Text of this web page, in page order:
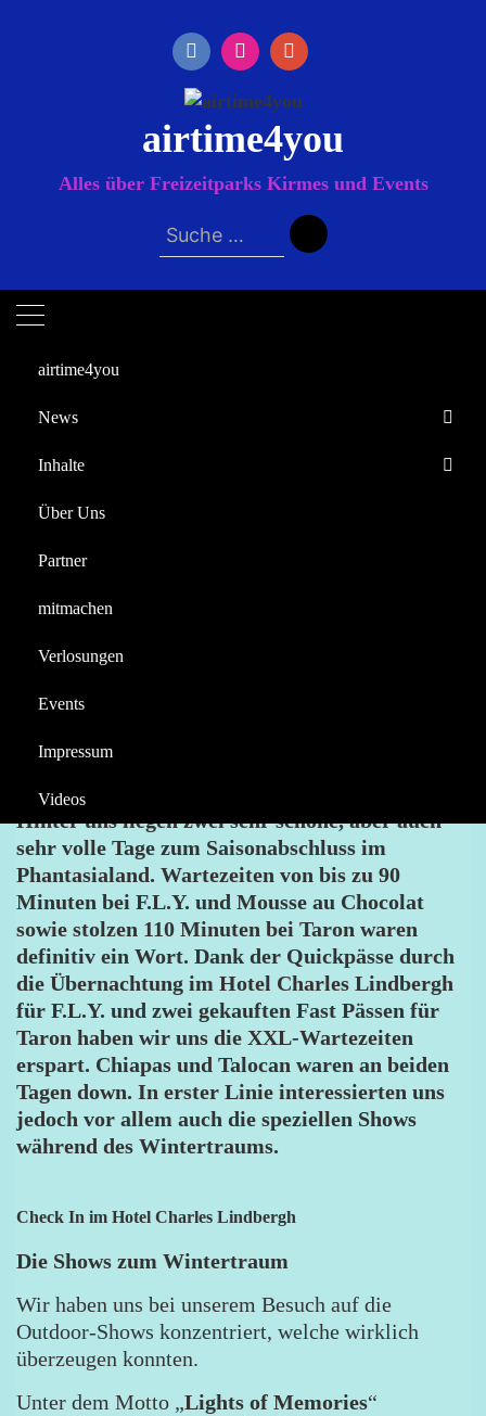
airtime4you
Alles über Freizeitparks Kirmes und Events
Suche
nach:
airtime4you
News
Europa-Park
Inhalte
Reportagen
Über Uns
Partner
mitmachen
Verlosungen
Events
Impressum
Videos
Startseite
e im Phantasialand
(27./28.01.24)
AIRTIME4YOU
PULSE OF ROOKBURGH
Hinter uns liegen zwei sehr schöne, aber auch
sehr volle Tage zum Saisonabschluss im
Phantasialand. Wartezeiten von bis zu 90
Minuten bei F.L.Y. und Mousse au Chocolat
sowie stolzen 110 Minuten bei Taron waren
definitiv ein Wort. Dank der Quickpässe durch
die Übernachtung im Hotel Charles Lindbergh
für F.L.Y. und zwei gekauften Fast Pässen für
Taron haben wir uns die XXL-Wartezeiten
erspart. Chiapas und Talocan waren an beiden
Tagen down. In erster Linie interessierten uns
jedoch vor allem auch die speziellen Shows
während des Wintertraums.
Check In im Hotel Charles Lindbergh
Die Shows zum Wintertraum
Wir haben uns bei unserem Besuch auf die
Outdoor-Shows konzentriert, welche wirklich
überzeugen konnten.
Unter dem Motto „Lights of Memories“